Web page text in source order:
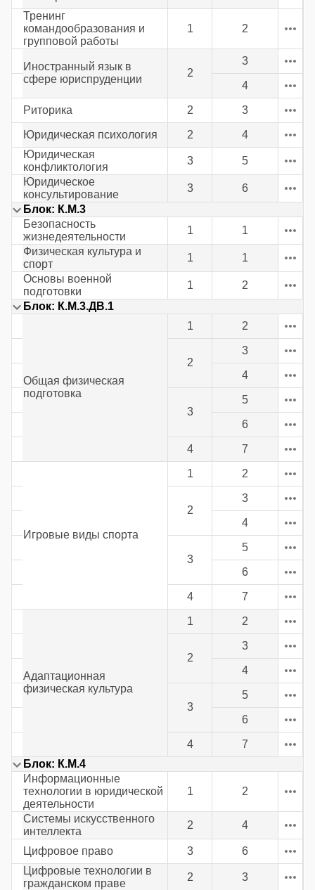
Тренинг
командообразования и
групповой работы
1 2
Иностранный язык в
сфере юриспруденции
2
3
4
Риторика 2 3
Юридическая психология 2
4
Юридическая
конфликтология
3
5
Юридическое
консультирование
3
6
Блок: К.М.3
Безопасность
жизнедеятельности
1
1
Физическая культура и
спорт
1
1
Основы военной
подготовки
1
2
Блок: К.М.3.ДВ.1
Общая физическая
подготовка
1 2
2
3
4
3
5
6
4 7
Игровые виды спорта
1 2
2
3
4
3
5
6
4 7
Адаптационная
физическая культура
1 2
2
3
4
3
5
6
4
7
Блок: К.М.4
Информационные
технологии в юридической
деятельности
1 2
Системы искусственного
интеллекта
2 4
Цифровое право 3
6
Цифровые технологии в
гражданском праве
2 3